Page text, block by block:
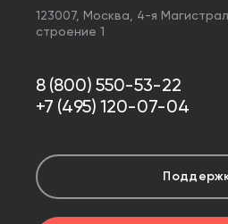
123007, Москва, 4-я
строение 1
8 (800) 550-53-22
+7 (495) 120-07-04